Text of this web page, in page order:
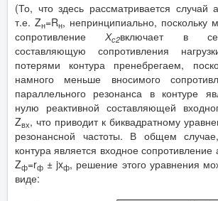
(То, что здесь рассматривается случай
т.е. Zн=Rн, непринципиально, поскольку
сопротивлениеХс2включает в
составляющую сопротивления
потерями контура пренебрегаем,
намного меньше вносимого
параллельного резонанса в контуре
нулю реактивной составляющей
Zвх, что приводит к биквадратному
резонансной частоты. В общем случае,
контура является входное
Zф=rф ± jxф, решение этого уравнения
виде: